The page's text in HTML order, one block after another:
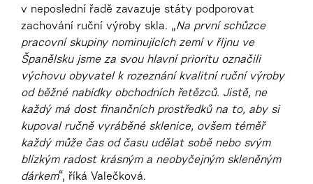
v neposlední řadě zavazuje státy podporovat
zachování ruční výroby skla. „Na první schůzce
pracovní skupiny nominujících zemí v říjnu ve
Španělsku jsme za svou hlavní prioritu označili
výchovu obyvatel k rozeznání kvalitní ruční výroby
od běžné nabídky obchodních řetězců. Jistě, ne
každý má dost finančních prostředků na to, aby si
kupoval ručně vyráběné sklenice, ovšem téměř
každý může čas od času udělat sobě nebo svým
blízkým radost krásným a neobyčejným skleněným
dárkem“, říká Valečková.